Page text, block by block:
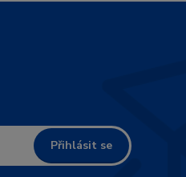
Přihlásit se